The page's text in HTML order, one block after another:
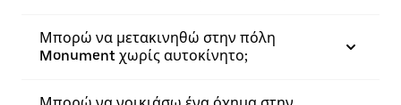
Μπορώ να μετακινηθώ στην πόλη
Monument χωρίς αυτοκίνητο;